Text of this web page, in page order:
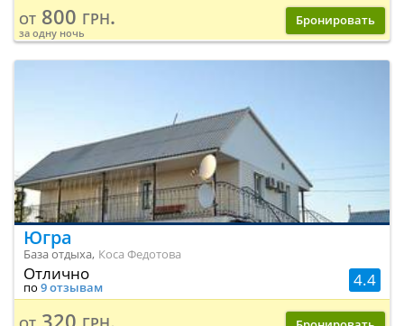
от 800 грн.
за одну ночь
Бронировать
Югра
База отдыха, Коса Федотова
4.4
Отлично
по 9 отзывам